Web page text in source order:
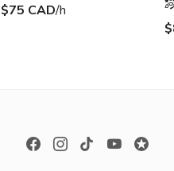
$75 CAD/h